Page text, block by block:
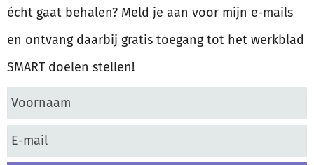
écht gaat behalen? Meld je aan voor mijn e-mails
en ontvang daarbij gratis toegang tot het werkblad
SMART doelen stellen!